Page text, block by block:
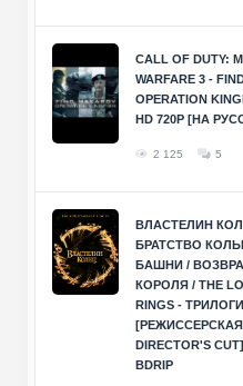
CALL OF DUTY:
WARFARE 3 -
OPERATION
HD 720P [НА
2 125 5
ВЛАСТЕЛИН
БРАТСТВО
БАШНИ /
КОРОЛЯ / THE
RINGS -
DIRECTOR'S
BDRIP